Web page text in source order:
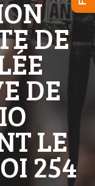
DE
DE
LE
254